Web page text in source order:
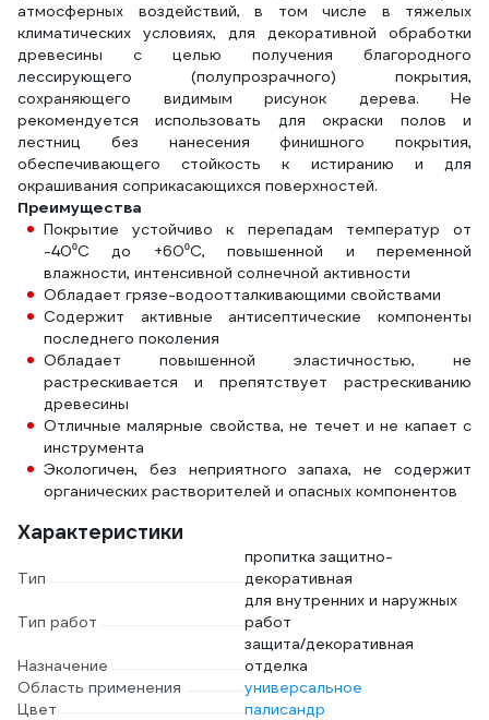
атмосферных воздействий, в том числе в тяжелых
климатических условиях, для декоративной обработки
древесины с целью получения благородного
лессирующего (полупрозрачного) покрытия,
сохраняющего видимым рисунок дерева. Не
рекомендуется использовать для окраски полов и
лестниц без нанесения финишного покрытия,
обеспечивающего стойкость к истиранию и для
окрашивания соприкасающихся поверхностей.
Преимущества
Покрытие устойчиво к перепадам температур от
-40⁰С до +60⁰С, повышенной и переменной
влажности, интенсивной солнечной активности
Обладает грязе-водоотталкивающими свойствами
Содержит активные антисептические компоненты
последнего поколения
Обладает повышенной эластичностью, не
растрескивается и препятствует растрескиванию
древесины
Отличные малярные свойства, не течет и не капает с
инструмента
Экологичен, без неприятного запаха, не содержит
органических растворителей и опасных компонентов
Характеристики
Тип
пропитка защитно-
декоративная
Тип работ
для внутренних и наружных
работ
Назначение
защита/декоративная
отделка
Область применения
универсальное
Цвет
палисандр